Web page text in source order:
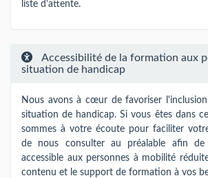
liste d'attente.
Accessibilité de la formation aux
situation de handicap
Nous avons à cœur de favoriser
situation de handicap. Si vous êtes dans
sommes à votre écoute pour faciliter
de nous consulter au préalable afin
accessible aux personnes à mobilité
contenu et le support de formation à vos